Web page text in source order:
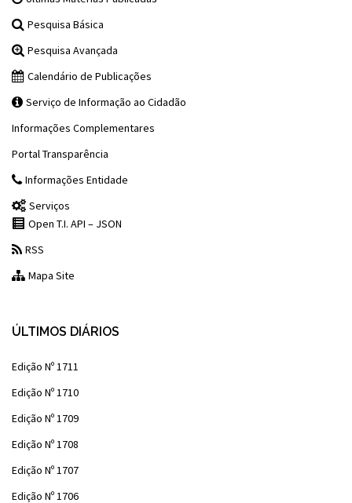
Pesquisa Básica
Pesquisa Avançada
Calendário de Publicações
Serviço de Informação ao Cidadão
Informações Complementares
Portal Transparência
Informações Entidade
Serviços
Open T.I. API – JSON
RSS
Mapa Site
ÚLTIMOS DIÁRIOS
Edição Nº 1711
Edição Nº 1710
Edição Nº 1709
Edição Nº 1708
Edição Nº 1707
Edição Nº 1706